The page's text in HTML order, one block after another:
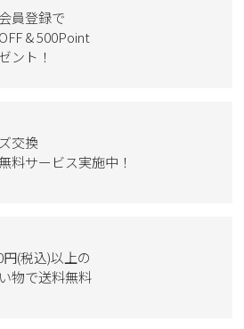
ズ員登録で
& 500Point
ント！
交換
料サービス実施中！
円(税込)以上の
物で送料無料